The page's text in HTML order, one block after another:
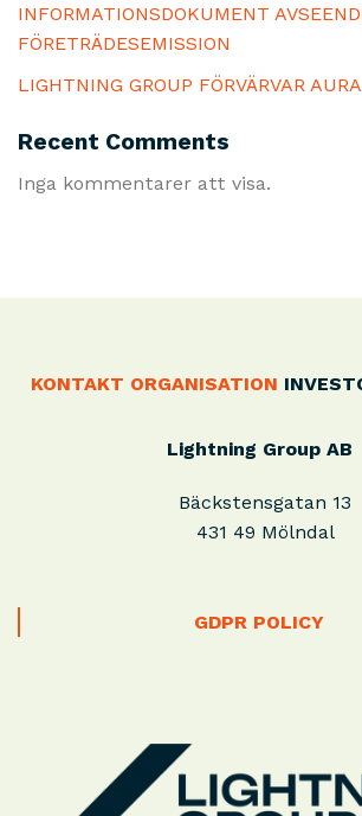
INFORMATIONSDOKUMENT
FÖRETRÄDESEMISSION
LIGHTNING GROUP FÖRVÄRVAR
Recent Comments
Inga kommentarer att visa.
KONTAKT ORGANISATION
Lightning Group AB
Bäckstensgatan 13
431 49 Mölndal
GDPR POLICY